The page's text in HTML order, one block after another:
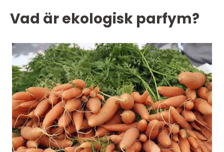
Vad är ekologisk parfym?